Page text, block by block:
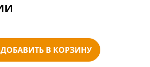
ДОБАВИТЬ В КОРЗИНУ